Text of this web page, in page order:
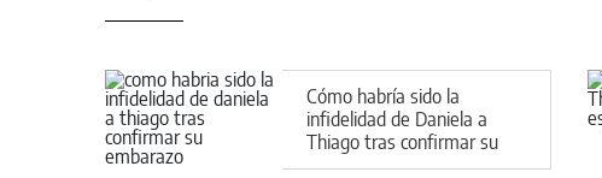
Cómo habría sido la
infidelidad de Daniela a
Thiago tras confirmar su
embarazo